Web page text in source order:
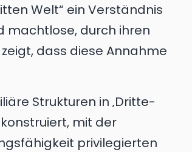
Welt“ ein Verständnis
machtlose, durch ihren
dass diese Annahme
Strukturen in ‚Dritte-
mit der
privilegierten